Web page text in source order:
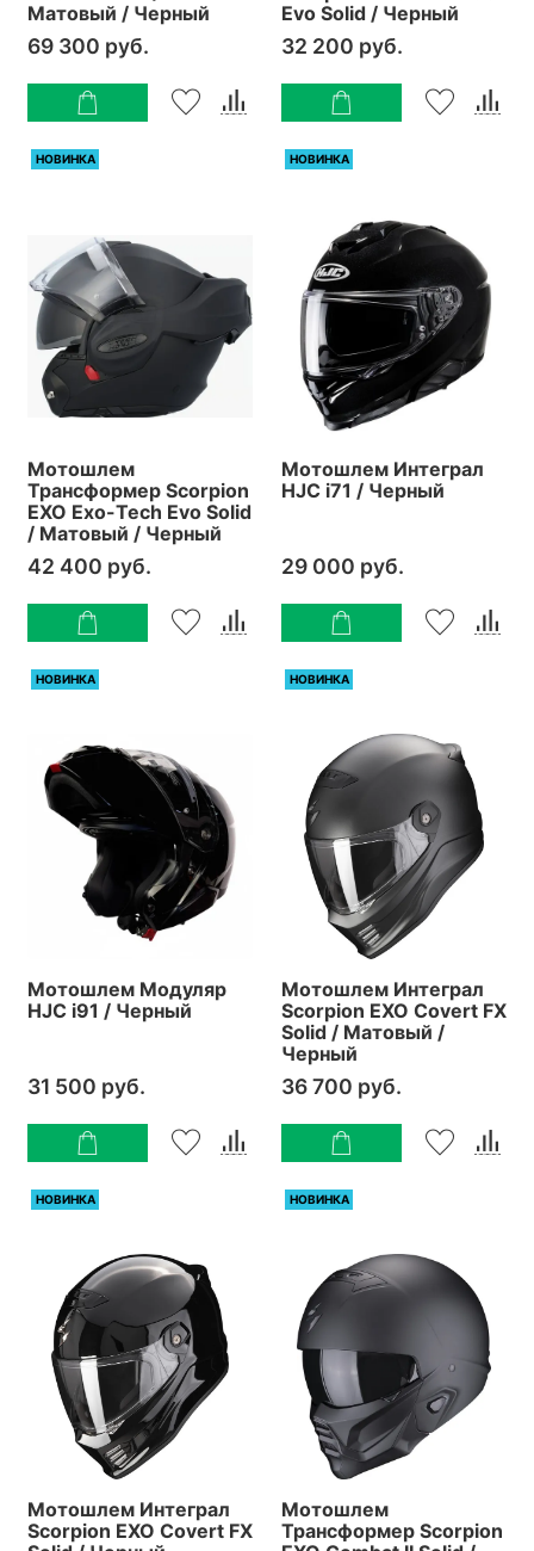
Матовый / Черный
69 300 руб.
Evo Solid / Черный
32 200 руб.
НОВИНКА
Мотошлем
Трансформер Scorpion
EXO Exo-Tech Evo Solid
/ Матовый / Черный
42 400 руб.
НОВИНКА
Мотошлем Интеграл
HJC i71 / Черный
29 000 руб.
НОВИНКА
Мотошлем Модуляр
HJC i91 / Черный
31 500 руб.
НОВИНКА
Мотошлем Интеграл
Scorpion EXO Covert FX
Solid / Матовый /
Черный
36 700 руб.
НОВИНКА
Мотошлем Интеграл
Scorpion EXO Covert FX
НОВИНКА
Мотошлем
Трансформер Scorpion